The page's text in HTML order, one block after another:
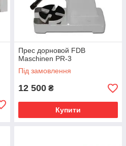
Прес дорновой FDB
Maschinen PR-3
Під замовлення
12 500 ₴
Купити